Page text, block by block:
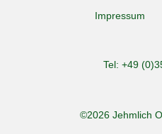
Impressum
Tel: +49
©2026 Jehmlich